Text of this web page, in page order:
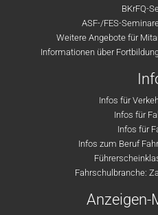
BKrFQ-
ASF-/FES-
Weitere Angebote für
Informationen über
Infos für
Infos für
Infos für
Infos zum Beruf
Fahrschulbranche:
Anzeigen-